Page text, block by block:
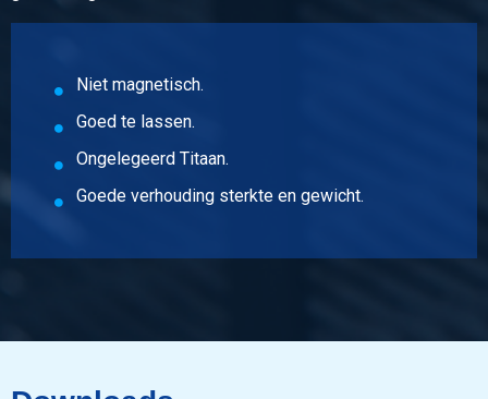
Niet magnetisch.
Goed te lassen.
Ongelegeerd Titaan.
Goede verhouding sterkte en gewicht.